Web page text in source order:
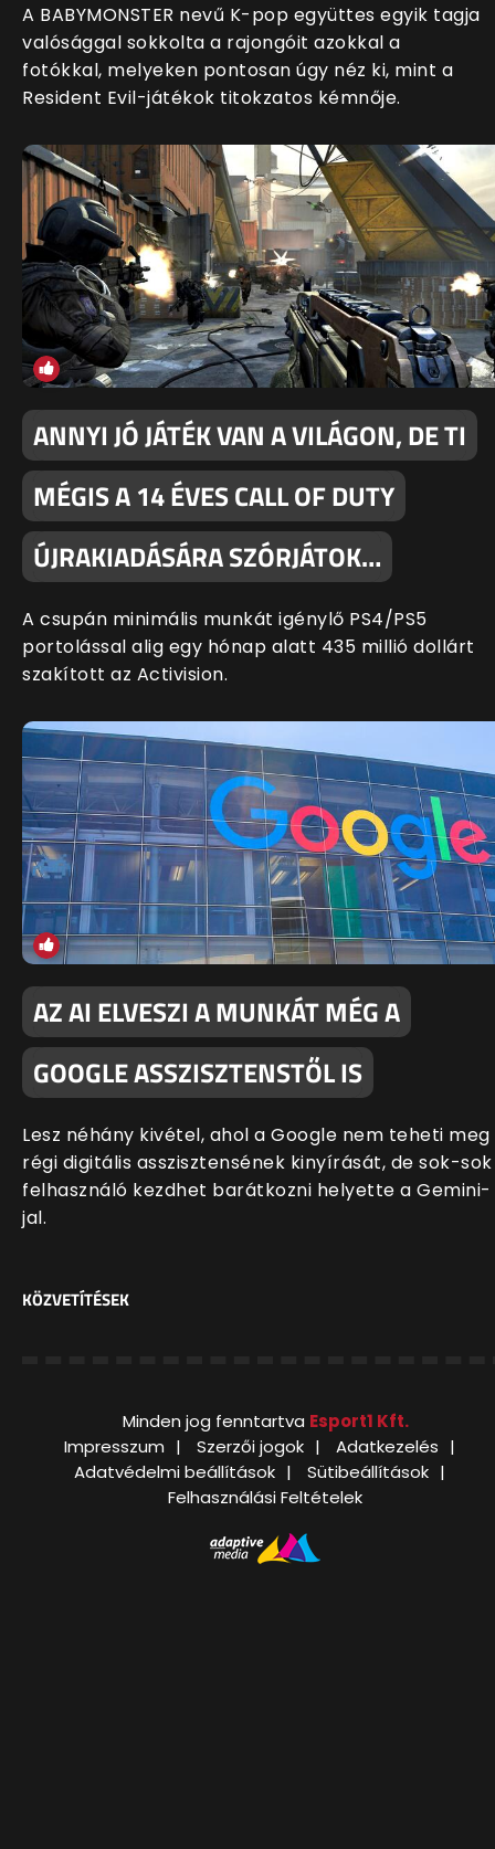
A BABYMONSTER nevű K-pop együttes egyik tagja
valósággal sokkolta a rajongóit azokkal a
fotókkal, melyeken pontosan úgy néz ki, mint a
Resident Evil-játékok titokzatos kémnője.
ANNYI JÓ JÁTÉK VAN A VILÁGON, DE TI
MÉGIS A 14 ÉVES CALL OF DUTY
ÚJRAKIADÁSÁRA SZÓRJÁTOK…
A csupán minimális munkát igénylő PS4/PS5
portolással alig egy hónap alatt 435 millió dollárt
szakított az Activision.
AZ AI ELVESZI A MUNKÁT MÉG A
GOOGLE ASSZISZTENSTŐL IS
Lesz néhány kivétel, ahol a Google nem teheti meg
régi digitális asszisztensének kinyírását, de sok-sok
felhasználó kezdhet barátkozni helyette a Gemini-
jal.
KÖZVETÍTÉSEK
Minden jog fenntartva Esport1 Kft.
Impresszum
Szerzői jogok
Adatkezelés
Adatvédelmi beállítások
Sütibeállítások
Felhasználási Feltételek